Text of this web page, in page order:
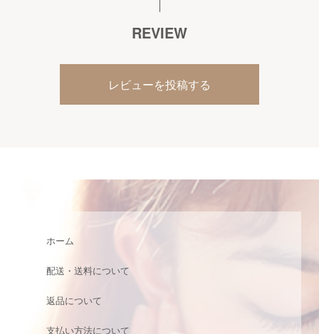
REVIEW
レビューを投稿する
ホーム
配送・送料について
返品について
支払い方法について